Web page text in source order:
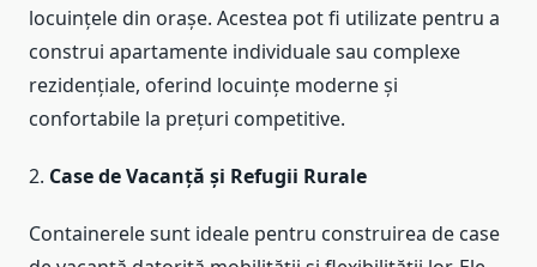
locuințele din orașe. Acestea pot fi utilizate pentru a
construi apartamente individuale sau complexe
rezidențiale, oferind locuințe moderne și
confortabile la prețuri competitive.
2. Case de Vacanță și Refugii Rurale
Containerele sunt ideale pentru construirea de case